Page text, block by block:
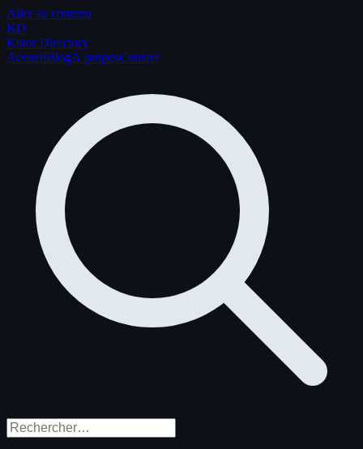
Aller au contenu
KD
Kotor Directory
AccueilBlogÀ proposContact